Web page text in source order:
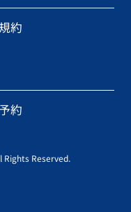
約
約
Rights Reserved.